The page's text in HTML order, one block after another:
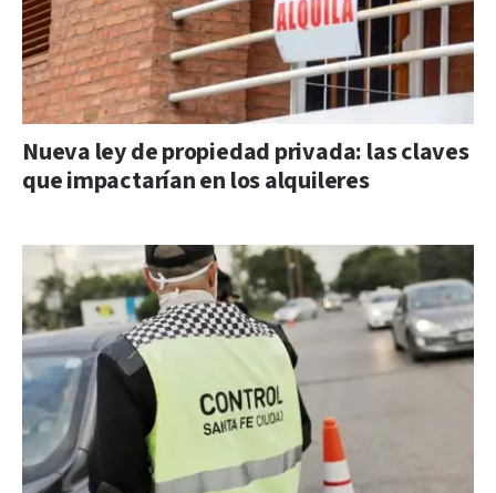
Nueva ley de propiedad privada: las claves
que impactarían en los alquileres